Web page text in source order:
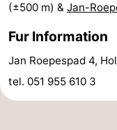
Appartements
-
Ameland
Campingplätze
(±500 m) & Jan-
Fur Information
Jan Roepespad 4,
tel. 051 955 610 3